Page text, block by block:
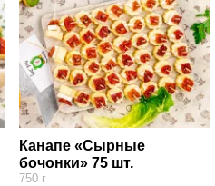
Канапе «Сырные
бочонки» 75 шт.
750 г